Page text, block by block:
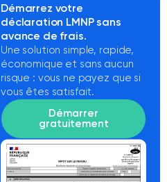
Démarrez votre
déclaration LMNP sans
avance de frais.
Une solution simple, rapide,
économique et sans aucun
risque : vous ne payez que si
vous êtes satisfait.
Démarrer
gratuitement